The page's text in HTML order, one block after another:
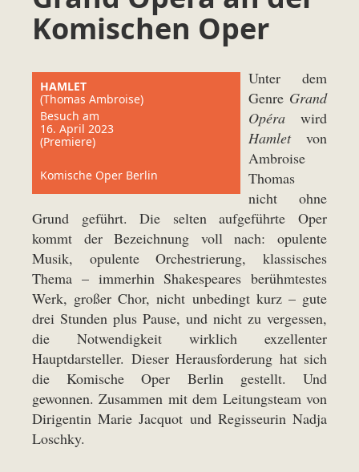
Komischen Oper
HAMLET
(Thomas Ambroise)
Besuch am
16. April 2023
(Premiere)
Komische Oper Berlin
Unter dem
Genre Grand
Opéra wird
Hamletvon
Ambroise
Thomas
nicht ohne
Grund geführt. Die selten aufgeführte Oper
kommt der Bezeichnung voll nach: opulente
Musik, opulente Orchestrierung, klassisches
Thema – immerhin Shakespeares berühmtestes
Werk, großer Chor, nicht unbedingt kurz – gute
drei Stunden plus Pause, und nicht zu vergessen,
die Notwendigkeit wirklich exzellenter
Hauptdarsteller. Dieser Herausforderung hat sich
die Komische Oper Berlin gestellt. Und
gewonnen. Zusammen mit dem Leitungsteam von
Dirigentin Marie Jacquot und Regisseurin Nadja
Loschky.